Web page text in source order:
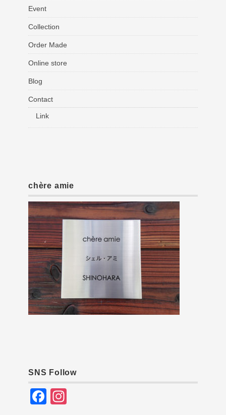
Event
Collection
Order Made
Online store
Blog
Contact
Link
chère amie
SNS Follow
F